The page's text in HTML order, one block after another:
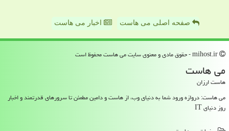
صفحه اصلی می هاست اخبار می هاست
می هاست
هاست ارزان
می هاست: دروازه ورود شما به دنیای وب، از هاست و دامین مطمئن تا سرورهای قدرتمند و اخبار
روز دنیای IT